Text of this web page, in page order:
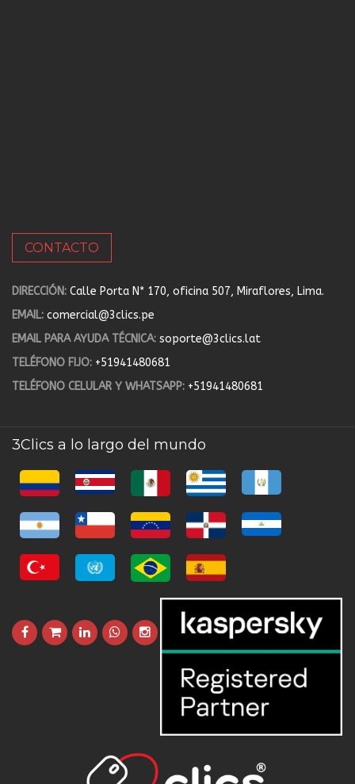
CONTACTO
DIRECCIÓN: Calle Porta N* 170, oficina 507, Miraflores, Lima.
EMAIL: comercial@3clics.pe
EMAIL PARA AYUDA TÉCNICA: soporte@3clics.lat
TELÉFONO FIJO: +51941480681
TELÉFONO CELULAR Y WHATSAPP: +51941480681
3Clics a lo largo del mundo